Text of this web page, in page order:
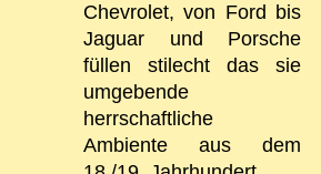
Chevrolet, von Ford bis
Jaguar und Porsche
füllen stilecht das sie
umgebende
herrschaftliche
Ambiente aus dem